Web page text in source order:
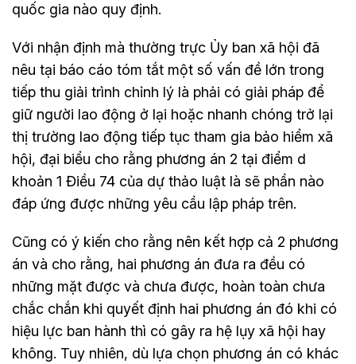
quốc gia nào quy định.
Với nhận định mà thường trực Ủy ban xã hội đã
nêu tại báo cáo tóm tắt một số vấn đề lớn trong
tiếp thu giải trình chỉnh lý là phải có giải pháp để
giữ người lao động ở lại hoặc nhanh chóng trở lại
thị trường lao động tiếp tục tham gia bảo hiểm xã
hội, đại biểu cho rằng phương án 2 tại điểm d
khoản 1 Điều 74 của dự thảo luật là sẽ phần nào
đáp ứng được những yêu cầu lập pháp trên.
Cũng có ý kiến cho rằng nên kết hợp cả 2 phương
án và cho rằng, hai phương án đưa ra đều có
những mặt được và chưa được, hoàn toàn chưa
chắc chắn khi quyết định hai phương án đó khi có
hiệu lực ban hành thì có gây ra hệ lụy xã hội hay
không. Tuy nhiên, dù lựa chọn phương án có khác